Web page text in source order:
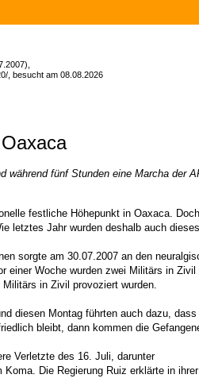
, besucht am 08.08.2026
während fünf Stunden eine Marcha der
festliche Höhepunkt in Oaxaca.
letztes Jahr wurden deshalb auch
sorgte am 30.07.2007 an den
einer Woche wurden zwei Militärs in
in Zivil provoziert wurden.
diesen Montag führten auch dazu,
bleibt, dann kommen die
Verletzte des 16. Juli, darunter
Die Regierung Ruiz erklärte in